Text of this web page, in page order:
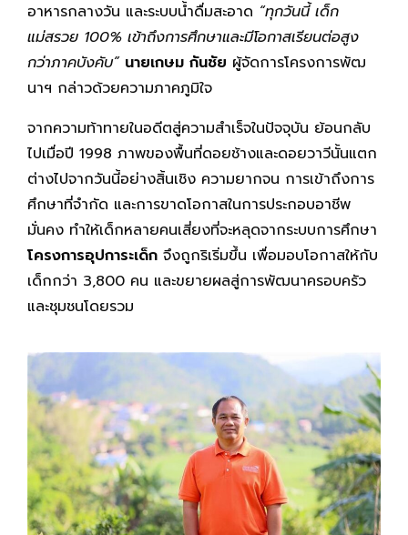
อาหารกลางวัน และระบบน้ำดื่มสะอาด “ทุกวันนี้ เด็ก
แม่สรวย 100% เข้าถึงการศึกษาและมีโอกาสเรียนต่อสูง
กว่าภาคบังคับ” นายเกษม กันชัย ผู้จัดการโครงการพัฒ
นาฯ กล่าวด้วยความภาคภูมิใจ
จากความท้าทายในอดีตสู่ความสำเร็จในปัจจุบัน ย้อนกลับ
ไปเมื่อปี 1998 ภาพของพื้นที่ดอยช้างและดอยวาวีนั้นแตก
ต่างไปจากวันนี้อย่างสิ้นเชิง ความยากจน การเข้าถึงการ
ศึกษาที่จำกัด และการขาดโอกาสในการประกอบอาชีพ
มั่นคง ทำให้เด็กหลายคนเสี่ยงที่จะหลุดจากระบบการศึกษา
โครงการอุปการะเด็ก จึงถูกริเริ่มขึ้น เพื่อมอบโอกาสให้กับ
เด็กกว่า 3,800 คน และขยายผลสู่การพัฒนาครอบครัว
และชุมชนโดยรวม